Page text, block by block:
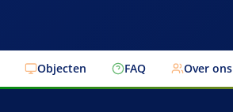
Objecten FAQ Over ons